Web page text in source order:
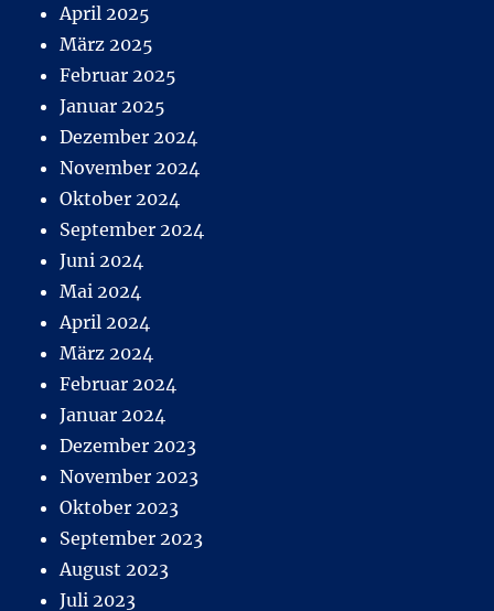
April 2025
März 2025
Februar 2025
Januar 2025
Dezember 2024
November 2024
Oktober 2024
September 2024
Juni 2024
Mai 2024
April 2024
März 2024
Februar 2024
Januar 2024
Dezember 2023
November 2023
Oktober 2023
September 2023
August 2023
Juli 2023